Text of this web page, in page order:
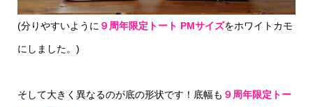
(分りやすいように ９周年限定トート PMサイズをホワイトカモ
にしました。)
そして大きく異なるのが底の形状です！底幅も ９周年限定トー